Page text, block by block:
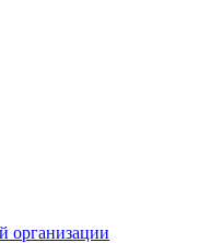
организации